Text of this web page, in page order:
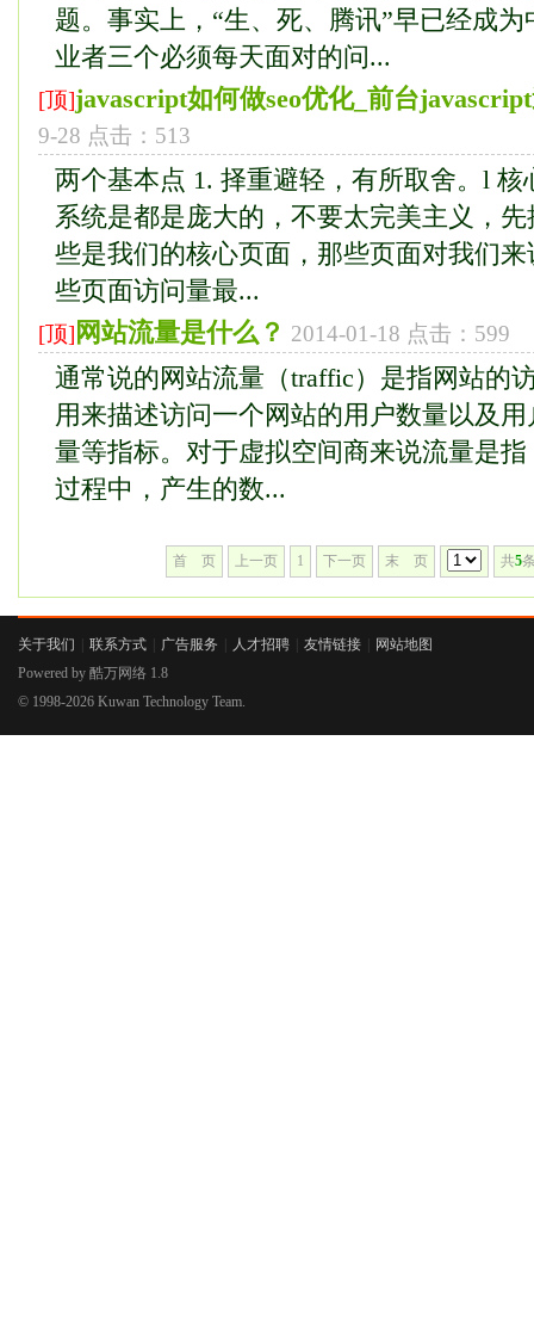
题。事实上，“生、死、腾讯”早已经成
业者三个必须每天面对的问...
[顶]javascript如何做seo优化_前台
9-28 点击：513
两个基本点 1. 择重避轻，有所取舍。l 核
系统是都是庞大的，不要太完美主义，
些是我们的核心页面，那些页面对我们
些页面访问量最...
[顶] 网站流量是什么？ 2014-01-18 点击：599
通常说的网站流量（traffic）是指网站的
用来描述访问一个网站的用户数量以及
量等指标。对于虚拟空间商来说流量是
过程中，产生的数...
首 页 上一页 1 下一页 末 页 共5
关于我们 联系方式 广告服务 人才招聘 友情链接
网站地图
Powered by 酷万网络 1.8
© 1998-2026 Kuwan Technology Team.